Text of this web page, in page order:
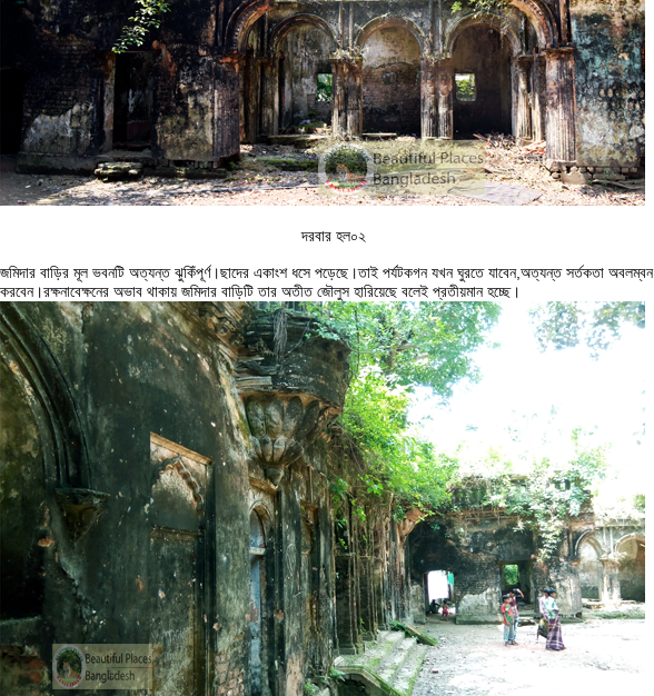
দরবার হল০২
জমিদার বাড়ির মূল ভবনটি অত্যন্ত ঝুকিঁপূর্ণ।ছাদের একাংশ ধসে পড়েছে।তাই পর্যটকগন যখন ঘুরতে যাবেন,অত্যন্ত সর্তকতা অবলম্বন
করবেন।রক্ষনাবেক্ষনের অভাব থাকায় জমিদার বাড়িটি তার অতীত জৌলুস হারিয়েছে বলেই প্রতীয়মান হচ্ছে।